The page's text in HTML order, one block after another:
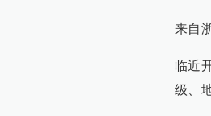
来自
临近
级、